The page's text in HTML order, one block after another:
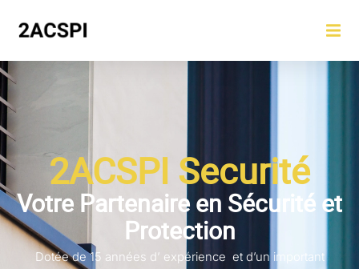
2ACSPI Securité
Votre Partenaire en Sécurité et
Protection
Dotée de 15 années d’ expérience et d’un important